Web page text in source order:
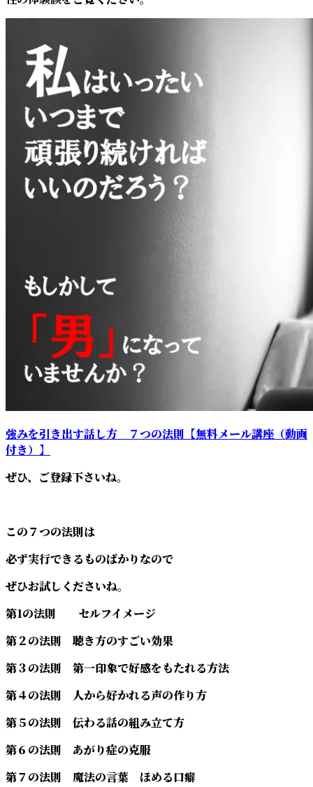
強みを引き出す話し方 ７つの法則【無料メール講座（動画
付き）】
ぜひ、ご登録下さいね。
この７つの法則は
必ず実行できるものばかりなので
ぜひお試しくださいね。
第1の法則 セルフイメージ
第２の法則 聴き方のすごい効果
第３の法則 第一印象で好感をもたれる方法
第４の法則 人から好かれる声の作り方
第５の法則 伝わる話の組み立て方
第６の法則 あがり症の克服
第７の法則 魔法の言葉 ほめる口癖